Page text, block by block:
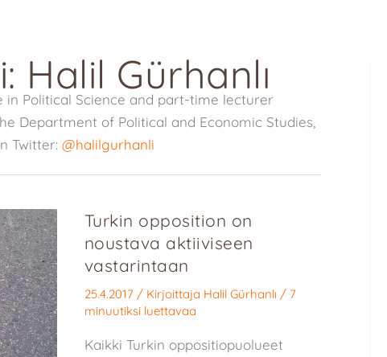
Halil Gürhanlı
in Political Science and part-time lecturer
Department of Political and Economic Studies,
Twitter: @halilgurhanli
Turkin opposition on
noustava aktiiviseen
vastarintaan
25.4.2017 / Kirjoittaja Halil Gürhanlı / 7
minuutiksi luettavaa
Kaikki Turkin oppositiopuolueet